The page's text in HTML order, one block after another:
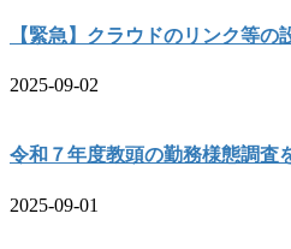
【緊急】クラウドのリンク等の
2025-09-02
令和７年度教頭の勤務様態調査
2025-09-01